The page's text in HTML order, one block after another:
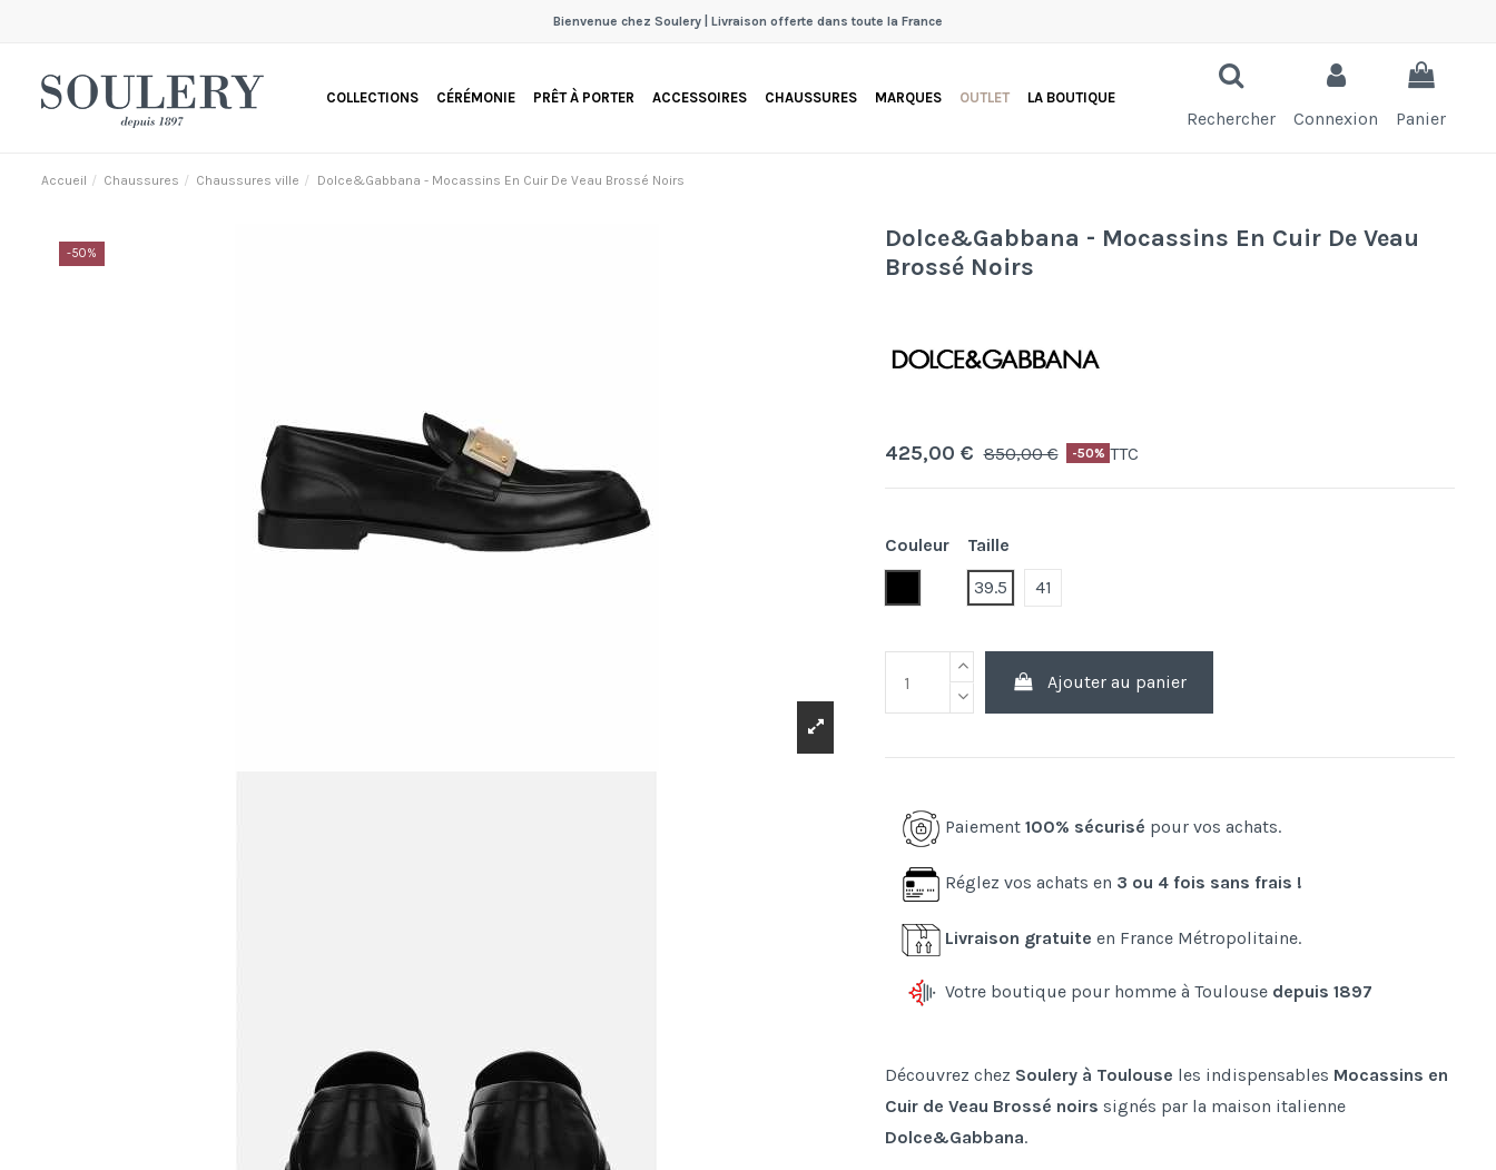
Bienvenue chez Soulery | Livraison offerte dans toute la France
COLLECTIONS CÉRÉMONIE PRÊT À PORTER ACCESSOIRES CHAUSSURES MARQUES OUTLET LA BOUTIQUE
Rechercher Connexion Panier
Accueil Chaussures Chaussures ville Dolce&Gabbana - Mocassins En Cuir De Veau Brossé Noirs
-50%
Dolce&Gabbana - Mocassins En Cuir De Veau
Brossé Noirs
425,00 € 850,00 € -50% TTC
Couleur
80999.black
Taille
39.5
41
Ajouter au panier
Paiement100% sécurisé pour vos achats.
Réglez vos achats en 3 ou 4 fois sans frais !
Livraison gratuite en France Métropolitaine.
Votre boutique pour homme à Toulouse depuis 1897
Découvrez chez Soulery à Toulouse les indispensables Mocassins en
Cuir de Veau Brossé noirs signés par la maison italienne
Dolce&Gabbana.